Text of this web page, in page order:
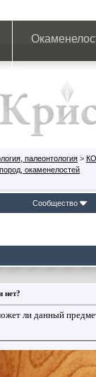
палеонтология >
окаменелостей
Сообщество
нет?
ли данный